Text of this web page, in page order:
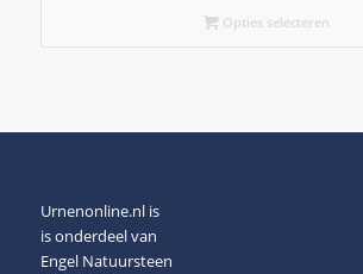
Opties selecteren
Urnenonline.nl is
is onderdeel van
Engel Natuursteen